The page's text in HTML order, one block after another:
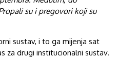
su i pregovori koji su
sustav, i to ga mijenja sat
za drugi institucionalni sustav.